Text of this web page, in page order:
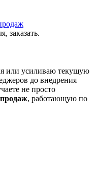
заказать.
или усиливаю текущую
до внедрения
не просто
, работающую по